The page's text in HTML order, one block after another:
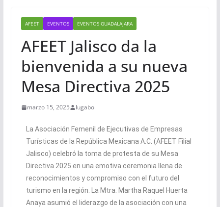
AFEET EVENTOS EVENTOS GUADALAJARA
AFEET Jalisco da la
bienvenida a su nueva
Mesa Directiva 2025
marzo 15, 2025 lugabo
La Asociación Femenil de Ejecutivas de Empresas
Turísticas de la República Mexicana A.C. (AFEET Filial
Jalisco) celebró la toma de protesta de su Mesa
Directiva 2025 en una emotiva ceremonia llena de
reconocimientos y compromiso con el futuro del
turismo en la región. La Mtra. Martha Raquel Huerta
Anaya asumió el liderazgo de la asociación con una